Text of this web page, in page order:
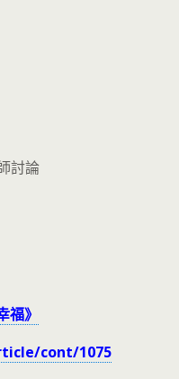
討論
福》
cont/1075